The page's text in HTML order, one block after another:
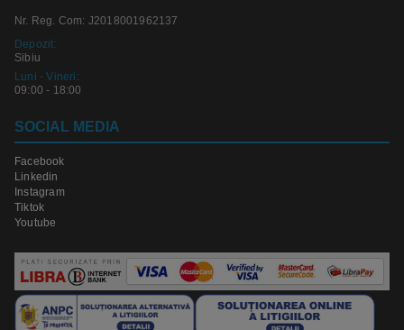
Nr. Reg. Com: J2018001962137
Depozit:
Sibiu
Luni - Vineri:
09:00 - 18:00
SOCIAL MEDIA
Facebook
Linkedin
Instagram
Tiktok
Youtube